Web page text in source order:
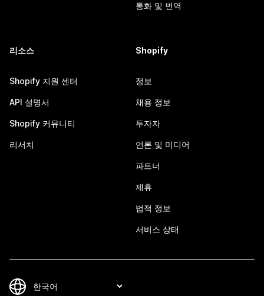
통화 및 번역
리소스
Shopify 지원 센터
API 설명서
Shopify 커뮤니티
리서치
Shopify
정보
채용 정보
투자자
언론 및 미디어
파트너
제휴
법적 정보
서비스 상태